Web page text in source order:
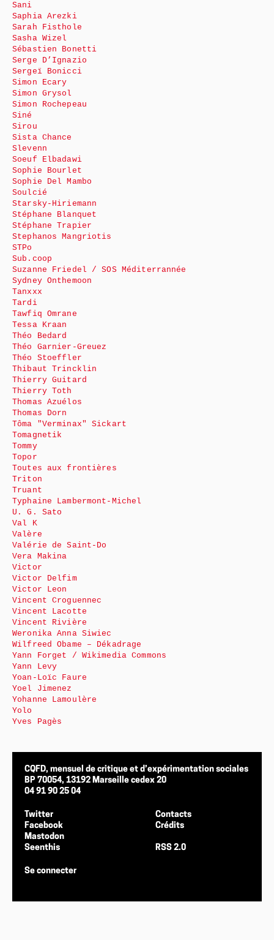
Sani
Saphia Arezki
Sarah Fisthole
Sasha Wizel
Sébastien Bonetti
Serge D’Ignazio
Sergeï Bonicci
Simon Ecary
Simon Grysol
Simon Rochepeau
Siné
Sirou
Sista Chance
Slevenn
Soeuf Elbadawi
Sophie Bourlet
Sophie Del Mambo
Soulcié
Starsky-Hiriemann
Stéphane Blanquet
Stéphane Trapier
Stephanos Mangriotis
STPo
Sub.coop
Suzanne Friedel / SOS Méditerrannée
Sydney Onthemoon
Tanxxx
Tardi
Tawfiq Omrane
Tessa Kraan
Théo Bedard
Théo Garnier-Greuez
Théo Stoeffler
Thibaut Trincklin
Thierry Guitard
Thierry Toth
Thomas Azuélos
Thomas Dorn
Tôma "Verminax" Sickart
Tomagnetik
Tommy
Topor
Toutes aux frontières
Triton
Truant
Typhaine Lambermont-Michel
U. G. Sato
Val K
Valère
Valérie de Saint-Do
Vera Makina
Victor
Victor Delfim
Victor Leon
Vincent Croguennec
Vincent Lacotte
Vincent Rivière
Weronika Anna Siwiec
Wilfreed Obame – Dékadrage
Yann Forget / Wikimedia Commons
Yann Levy
Yoan-Loïc Faure
Yoel Jimenez
Yohanne Lamoulère
Yolo
Yves Pagès
CQFD, mensuel de critique et d’expérimentation sociales
BP 70054, 13192 Marseille cedex 20
04 91 90 25 04
Twitter
Facebook
Mastodon
Seenthis
Contacts
Crédits
RSS 2.0
Se connecter